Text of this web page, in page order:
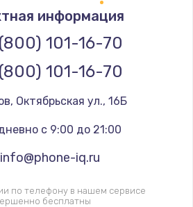
элемента
Заказать
от 1190 руб.
Заказать
видеокарты
информация
101-16-70
101-16-70
, Октябрьская ул., 16Б
с 9:00 до 21:00
info@phone-iq.ru
по телефону в нашем сервисе
бесплатны